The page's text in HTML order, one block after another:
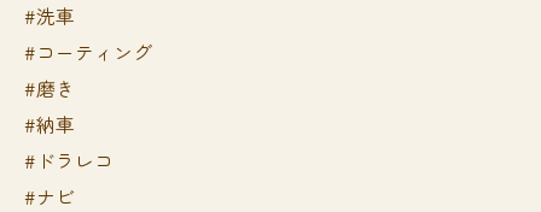
#洗車
#コーティング
#磨き
#納車
#ドラレコ
#ナビ